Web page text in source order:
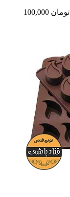
100,000 تومان